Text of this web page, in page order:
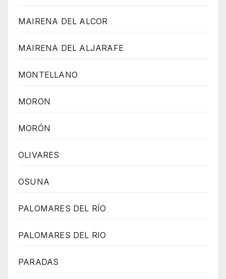
MAIRENA DEL ALCOR
MAIRENA DEL ALJARAFE
MONTELLANO
MORON
MORÓN
OLIVARES
OSUNA
PALOMARES DEL RÍO
PALOMARES DEL RIO
PARADAS